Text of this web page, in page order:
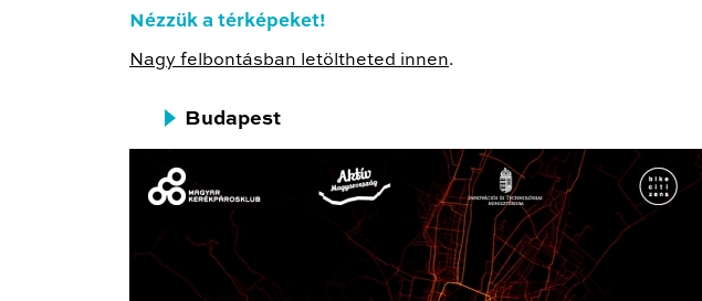
Nézzük a térképeket!
Nagy felbontásban letöltheted innen.
Budapest